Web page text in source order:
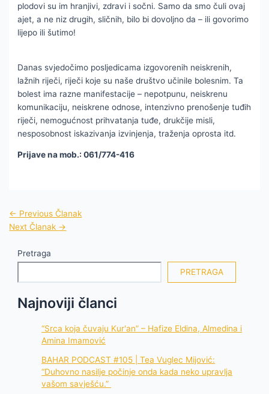
plodovi su im hranjivi, zdravi i sočni. Samo da smo čuli ovaj
ajet, a ne niz drugih, sličnih, bilo bi dovoljno da – ili govorimo
lijepo ili šutimo!
Danas svjedočimo posljedicama izgovorenih neiskrenih,
lažnih riječi, riječi koje su naše društvo učinile bolesnim. Ta
bolest ima razne manifestacije – nepotpunu, neiskrenu
komunikaciju, neiskrene odnose, intenzivno prenošenje tuđih
riječi, nemogućnost prihvatanja tuđe, drukčije misli,
nesposobnost iskazivanja izvinjenja, traženja oprosta itd.
Prijave na mob.: 061/774-416
← Previous Članak
Next Članak →
Pretraga
PRETRAGA
Najnoviji članci
“Srca koja čuvaju Kur'an” – Hafize Eldina, Almedina i
Amina Imamović
BAHAR PODCAST #105 | Tea Vuglec Mijović:
“Duhovno nasilje počinje onda kada neko upravlja
vašom savješću.”